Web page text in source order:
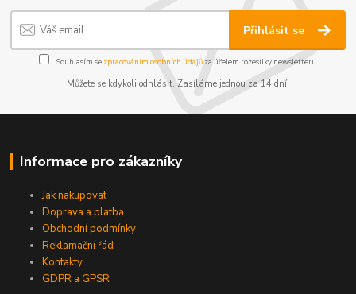
Přihlásit se
Souhlasím se zpracováním osobních údajůza účelem rozesílky newsletteru.
Můžete se kdykoli odhlásit. Zasíláme jednou za 14 dní.
Informace pro zákazníky
Jak nakupovat
Doprava a platba
Obchodní podmínky
Reklamační řád
Kontakty
GDPR a GPSR